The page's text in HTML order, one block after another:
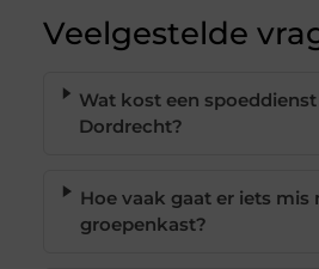
Veelgestelde
Wat kost een
Dordrecht?
Hoe vaak gaat er iets mis
groepenkast?